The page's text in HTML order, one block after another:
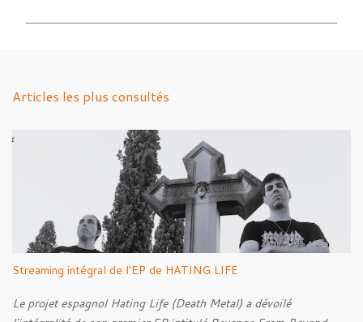
Articles les plus consultés
Streaming intégral de l'EP de HATING LIFE
Le projet espagnol Hating Life (Death Metal) a dévoilé